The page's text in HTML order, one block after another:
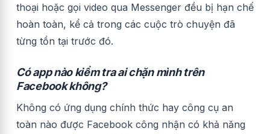
thoại hoặc gọi video qua Messenger đều bị hạn chế
hoàn toàn, kể cả trong các cuộc trò chuyện đã
từng tồn tại trước đó.
Có app nào kiểm tra ai chặn mình trên
Facebook không?
Không có ứng dụng chính thức hay công cụ an
toàn nào được Facebook công nhận có khả năng